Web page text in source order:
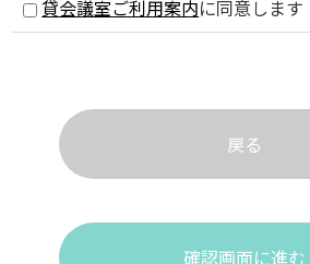
貸会議室ご利用案内に同意します
戻る
確認画面に進む